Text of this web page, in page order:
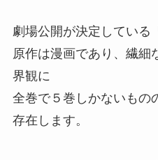
劇場公開が決定している
原作は漫画であり、繊細
界観に
全巻で５巻しかないもの
存在します。